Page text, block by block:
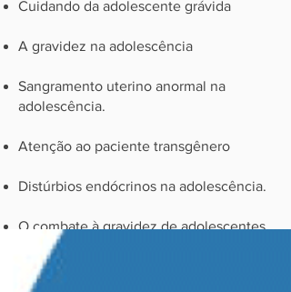
Cuidando da adolescente grávida
A gravidez na adolescência
Sangramento uterino anormal na
adolescência.
Atenção ao paciente transgênero
Distúrbios endócrinos na adolescência.
O combate à gravidez de adolescentes
Download da programação completa